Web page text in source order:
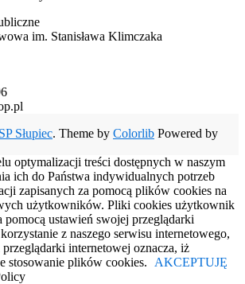
im. Stanisława Klimczaka
Słupiec. Theme by Colorlib Powered by
optymalizacji treści dostępnych w naszym
ich do Państwa indywidualnych potrzeb
zapisanych za pomocą plików cookies na
użytkowników. Pliki cookies użytkownik
pomocą ustawień swojej przeglądarki
z naszego serwisu internetowego,
internetowej oznacza, iż
stosowanie plików cookies.
AKCEPTUJĘ